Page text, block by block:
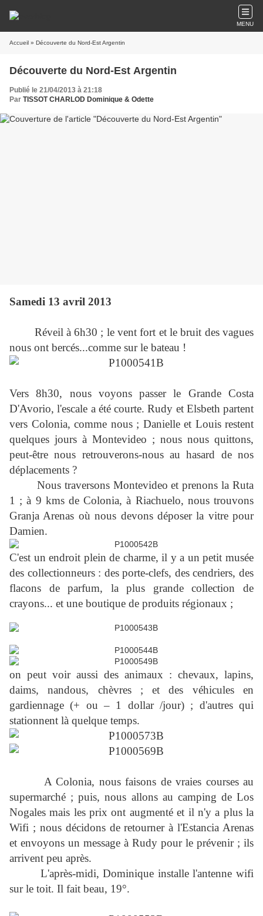
MENU
Accueil » Découverte du Nord-Est Argentin
Découverte du Nord-Est Argentin
Publié le 21/04/2013 à 21:18
Par TISSOT CHARLOD Dominique & Odette
Samedi 13 avril 2013
Réveil à 6h30 ; le vent fort et le bruit des vagues
nous ont bercés...comme sur le bateau !
Vers 8h30, nous voyons passer le Grande Costa
D'Avorio, l'escale a été courte. Rudy et Elsbeth partent
vers Colonia, comme nous ; Danielle et Louis restent
quelques jours à Montevideo ; nous nous quittons,
peut-être nous retrouverons-nous au hasard de nos
déplacements ?
Nous traversons Montevideo et prenons la Ruta
1 ; à 9 kms de Colonia, à Riachuelo, nous trouvons
Granja Arenas où nous devons déposer la vitre pour
Damien.
C'est un endroit plein de charme, il y a un petit musée
des collectionneurs : des porte-clefs, des cendriers, des
flacons de parfum, la plus grande collection de
crayons... et une boutique de produits régionaux ;
on peut voir aussi des animaux : chevaux, lapins,
daims, nandous, chèvres ; et des véhicules en
gardiennage (+ ou – 1 dollar /jour) ; d'autres qui
stationnent là quelque temps.
A Colonia, nous faisons de vraies courses au
supermarché ; puis, nous allons au camping de Los
Nogales mais les prix ont augmenté et il n'y a plus la
Wifi ; nous décidons de retourner à l'Estancia Arenas
et envoyons un message à Rudy pour le prévenir ; ils
arrivent peu après.
L'après-midi, Dominique installe l'antenne wifi
sur le toit. Il fait beau, 19°.